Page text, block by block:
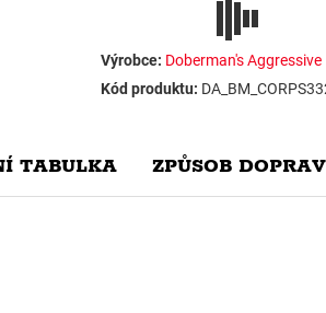
Výrobce: Doberman's Aggressive
Kód produktu:
TABULKA ZPŮSOB